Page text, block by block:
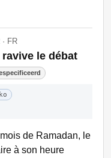
FR
le débat
de Ramadan, le
à son heure